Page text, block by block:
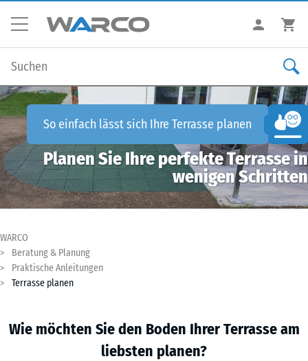
So einfach lässt sich Ihre Terrasse planen
Planen Sie Ihre perfekte Terrasse in
wenigen Schritten
WARCO
Beratung & Planung
Praktische Anleitungen
Terrasse planen
Wie möchten Sie den Boden Ihrer Terrasse am
liebsten planen?